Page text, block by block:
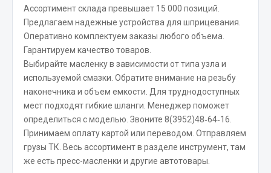
Запчасти на полуприцепы
Амортизаторы для полуприцепов
Весь раздел
Запчасти КамАЗ
Двигатель
Система питания
Система выпуска газа
Ассортимент склада превышает 15 000 позиций.
Предлагаем надежные устройства для шприцевания.
Оперативно комплектуем заказы любого объема.
Гарантируем качество товаров.
Выбирайте масленку в зависимости от типа узла и
используемой смазки. Обратите внимание на резьбу
наконечника и объем емкости. Для труднодоступных
мест подходят гибкие шланги. Менеджер поможет
определиться с моделью. Звоните 8(3952)48‑64‑16.
Принимаем оплату картой или переводом. Отправляем
грузы ТК. Весь ассортимент в разделе инструмент, там
же есть пресс-масленки и другие автотовары